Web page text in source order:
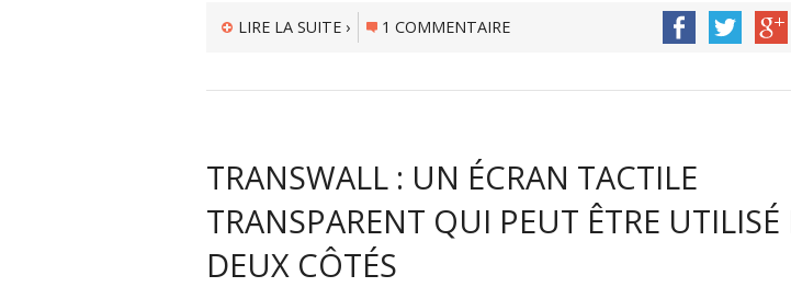
LIRE LA SUITE › 1 COMMENTAIRE
TRANSWALL : UN ÉCRAN TACTILE
TRANSPARENT QUI PEUT ÊTRE UTILISÉ
DEUX CÔTÉS